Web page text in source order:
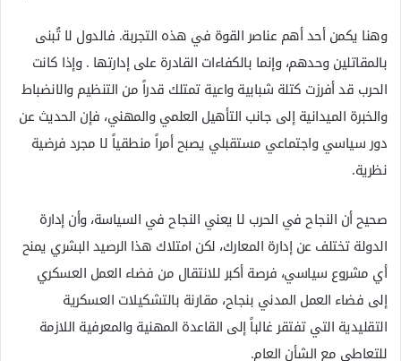
وهنا يكمن أحد أهم عناصر القوة في هذه التجربة. فالدول لا تُبنى
بالمقاتلين وحدهم، وإنما بالكفاءات القادرة على إدارتها . وإذا كانت
الحرب قد أفرزت كتلة شبابية واعية تمتلك قدراً من التنظيم والانضباط
والخبرة الميدانية إلى جانب التأهيل العلمي والمهني، فإن الحديث عن
دور سياسي واجتماعي مستقبلي يصبح أمراً منطقياً لا مجرد فرضية
نظرية.
صحيح أن النجاح في الحرب لا يعني النجاح في السياسة، وأن إدارة
الدولة تختلف عن إدارة المعارك، لكن امتلاك هذا الرصيد البشري يمنح
أي مشروع سياسي، فرصة أكبر للانتقال من فضاء العمل العسكري
إلى فضاء العمل المدني بنجاح، مقارنة بالتشكيلات العسكرية
التقليدية التي تفتقر غالباً إلى القاعدة المهنية والمعرفية اللازمة
للتعاطي مع الشأن العام.